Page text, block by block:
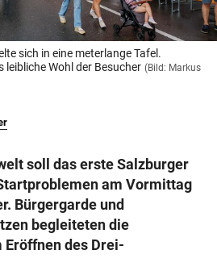
sich in eine meterlange Tafel.
Wohl der Besucher (Bild: Markus
soll das erste Salzburger
am Vormittag
Bürgergarde und
begleiteten die
des Drei-